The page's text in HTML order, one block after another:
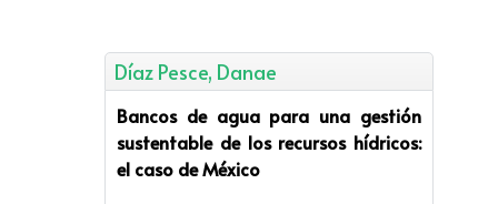
Díaz Pesce, Danae
Bancos de agua para una gestión
sustentable de los recursos hídricos:
el caso de México